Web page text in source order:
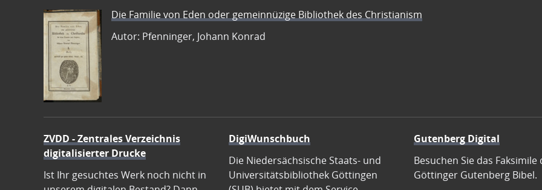
Die Familie von Eden oder gemeinnüzige Bibliothek des Christianism
Autor: Pfenninger, Johann Konrad
ZVDD - Zentrales Verzeichnis
digitalisierter Drucke
Ist Ihr gesuchtes Werk noch nicht in
DigiWunschbuch
Die Niedersächsische Staats- und
Universitätsbibliothek Göttingen
Gutenberg Digital
Besuchen Sie das Faksimile
Göttinger Gutenberg Bibel.